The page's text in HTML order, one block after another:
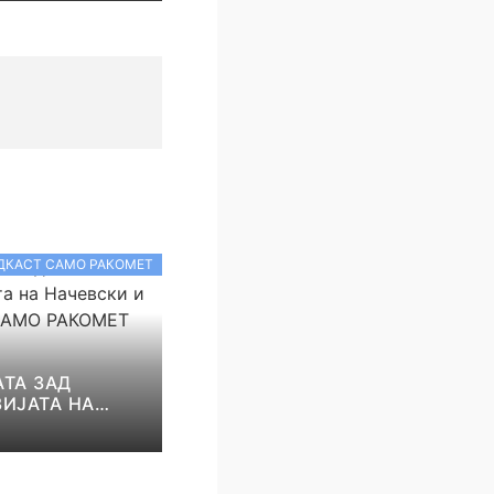
САМО РАКОМЕТ
ЗАД
НА
И НИКОЛОВ!
С5Е8